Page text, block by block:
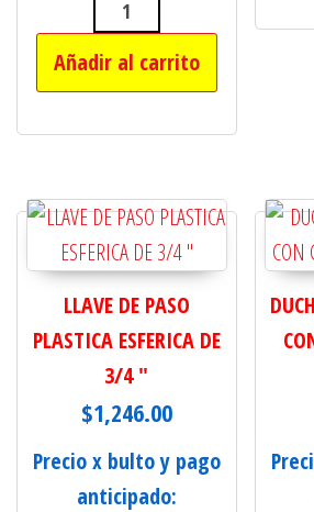
LLAVE DE PASO
Añadir al carrito
LLAVE DE PASO
PLASTICA ESFERICA DE
3/4 "
$1,246.00
Precio x bulto y pago
anticipado: